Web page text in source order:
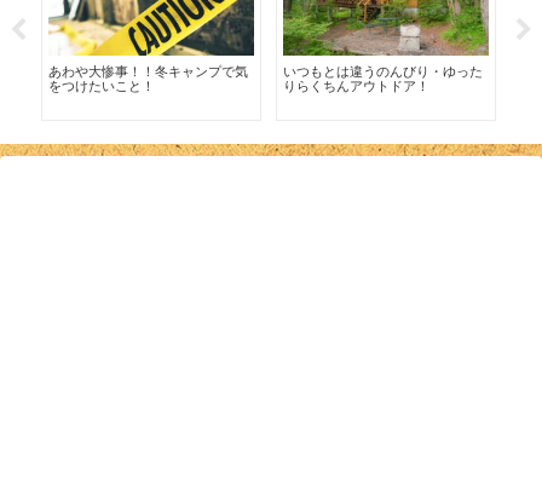
あわや大惨事！！冬キャンプで気
をつけたいこと！
いつもとは違うのんびり・ゆった
りらくちんアウトドア！